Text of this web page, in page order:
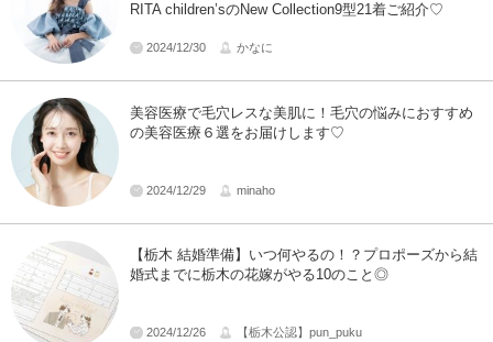
RITA children’sのNew Collection9型21着ご紹介♡
2024/12/30 かなに
美容医療で毛穴レスな美肌に！毛穴の悩みにおすすめ
の美容医療６選をお届けします♡
2024/12/29 minaho
【栃木 結婚準備】いつ何やるの！？プロポーズから結
婚式までに栃木の花嫁がやる10のこと◎
2024/12/26 【栃木公認】pun_puku